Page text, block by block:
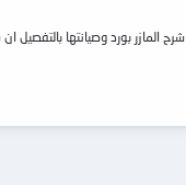
بورد وصيانتها بالتفصيل ان